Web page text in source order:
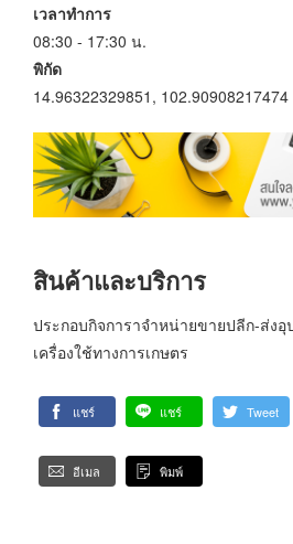
เวลาทำการ
08:30 - 17:30 น.
พิกัด
14.96322329851, 102.90908217474
สินค้าและบริการ
ประกอบกิจการาจำหน่ายขายปลีก-ส่ง
เครื่องใช้ทางการเกษตร
แชร์ แชร์ Tweet
อีเมล พิมพ์